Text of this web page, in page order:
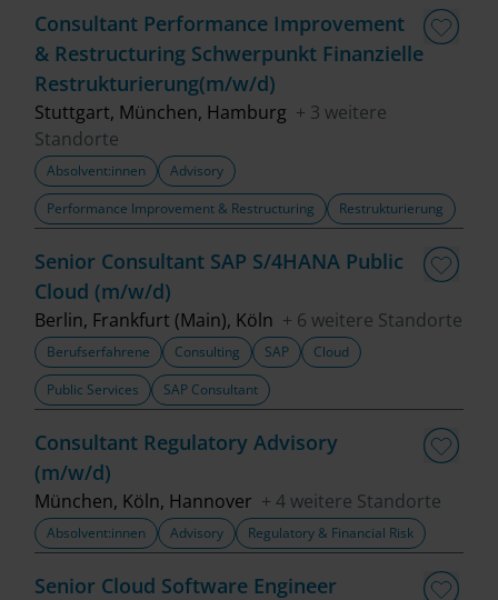
Consultant Performance Improvement
& Restructuring Schwerpunkt Finanzielle
Restrukturierung(m/w/d)
Stuttgart, München, Hamburg + 3 weitere
Standorte
Absolvent:innen
Advisory
Performance Improvement & Restructuring
Restrukturierung
Senior Consultant SAP S/4HANA Public
Cloud (m/w/d)
Berlin, Frankfurt (Main), Köln + 6 weitere Standorte
Berufserfahrene Consulting SAP
Cloud
Public Services
SAP Consultant
Consultant Regulatory Advisory
(m/w/d)
München, Köln, Hannover + 4 weitere Standorte
Absolvent:innen Advisory Regulatory & Financial Risk
Senior Cloud Software Engineer